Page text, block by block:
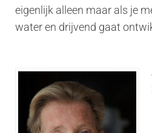
eigenlijk alleen maar als je
water en drijvend gaat